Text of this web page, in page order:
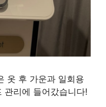
옷 후 가운과 일회용
관리에 들어갔습니다!